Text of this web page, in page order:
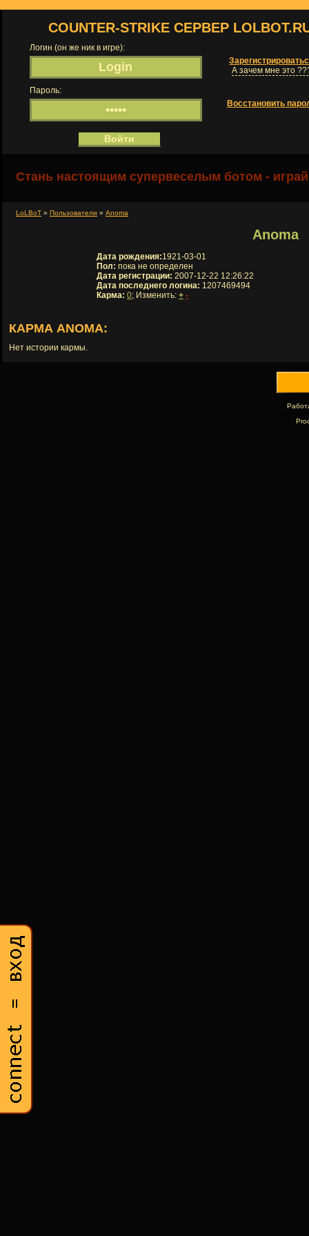
COUNTER-STRIKE СЕРВЕР
Логин (он же ник в игре):
А зачем мне это
Пароль:
Восстановить
Стань настоящим супервеселым ботом -
LoLBoT » Пользователи » Anoma
Anoma
Дата рождения:1921-03-01
Пол: пока не определен
Дата регистрации: 2007-12-22 12:26:22
Дата последнего логина: 1207469494
Карма: 0; Изменить: + -
КАРМА ANOMA:
Нет истории кармы.